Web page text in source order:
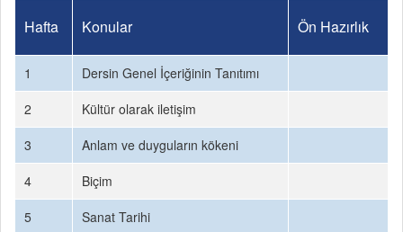
Hafta Konular Ön Hazırlık
1
Dersin Genel İçeriğinin Tanıtımı
2
Kültür olarak iletişim
3
Anlam ve duyguların kökeni
4
Biçim
5
Sanat Tarihi